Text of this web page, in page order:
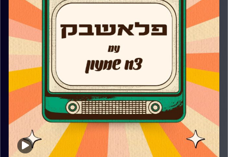
בנוסף, סופי צדקה מביאה לנו יחד עם להקת הבאלאדים את
השירים השומרוניים, הפיוטים ואת המוזיקה שלה בביצועים
חיים.
קרדיט תמונות:
AudioVersity